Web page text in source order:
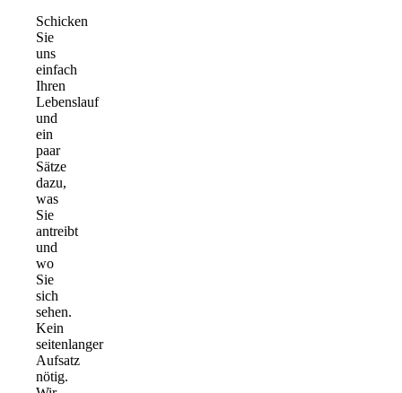
Schicken
Sie
uns
einfach
Ihren
Lebenslauf
und
ein
paar
Sätze
dazu,
was
Sie
antreibt
und
wo
Sie
sich
sehen.
Kein
seitenlanger
Aufsatz
nötig.